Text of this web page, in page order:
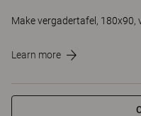
Make vergadertafel, 180x90,
Learn more